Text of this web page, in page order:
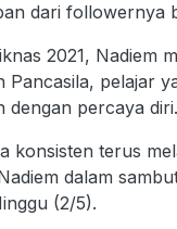
dari followernya
2021, Nadiem
pelajar
dengan percaya diri.
konsisten terus
dalam
(2/5).